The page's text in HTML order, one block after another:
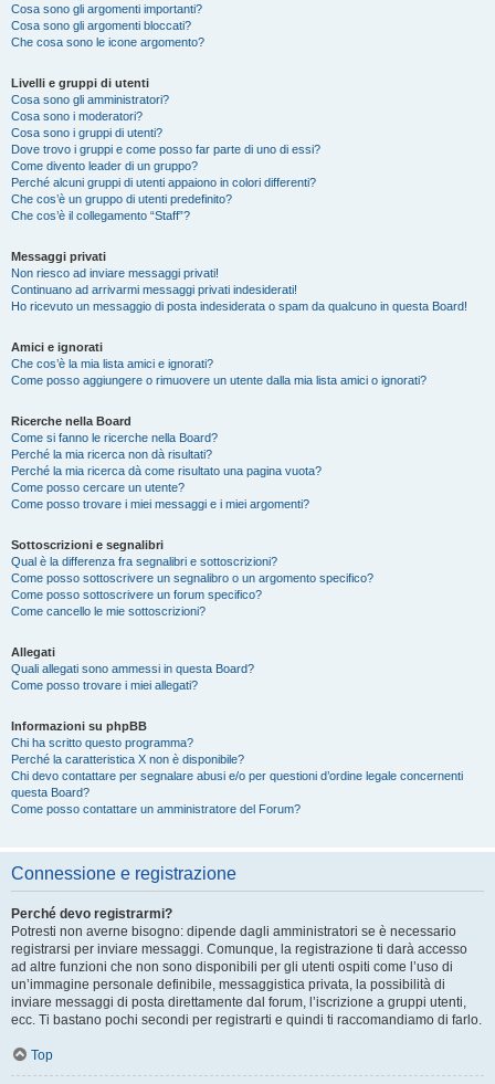
Cosa sono gli argomenti importanti?
Cosa sono gli argomenti bloccati?
Che cosa sono le icone argomento?
Livelli e gruppi di utenti
Cosa sono gli amministratori?
Cosa sono i moderatori?
Cosa sono i gruppi di utenti?
Dove trovo i gruppi e come posso far parte di uno di essi?
Come divento leader di un gruppo?
Perché alcuni gruppi di utenti appaiono in colori differenti?
Che cos’è un gruppo di utenti predefinito?
Che cos’è il collegamento “Staff”?
Messaggi privati
Non riesco ad inviare messaggi privati!
Continuano ad arrivarmi messaggi privati indesiderati!
Ho ricevuto un messaggio di posta indesiderata o spam da qualcuno in questa Board!
Amici e ignorati
Che cos’è la mia lista amici e ignorati?
Come posso aggiungere o rimuovere un utente dalla mia lista amici o ignorati?
Ricerche nella Board
Come si fanno le ricerche nella Board?
Perché la mia ricerca non dà risultati?
Perché la mia ricerca dà come risultato una pagina vuota?
Come posso cercare un utente?
Come posso trovare i miei messaggi e i miei argomenti?
Sottoscrizioni e segnalibri
Qual è la differenza fra segnalibri e sottoscrizioni?
Come posso sottoscrivere un segnalibro o un argomento specifico?
Come posso sottoscrivere un forum specifico?
Come cancello le mie sottoscrizioni?
Allegati
Quali allegati sono ammessi in questa Board?
Come posso trovare i miei allegati?
Informazioni su phpBB
Chi ha scritto questo programma?
Perché la caratteristica X non è disponibile?
Chi devo contattare per segnalare abusi e/o per questioni d’ordine legale concernenti
questa Board?
Come posso contattare un amministratore del Forum?
Connessione e registrazione
Perché devo registrarmi?
Potresti non averne bisogno: dipende dagli amministratori se è necessario
registrarsi per inviare messaggi. Comunque, la registrazione ti darà accesso
ad altre funzioni che non sono disponibili per gli utenti ospiti come l’uso di
un’immagine personale definibile, messaggistica privata, la possibilità di
inviare messaggi di posta direttamente dal forum, l’iscrizione a gruppi utenti,
ecc. Ti bastano pochi secondi per registrarti e quindi ti raccomandiamo di farlo.
Top